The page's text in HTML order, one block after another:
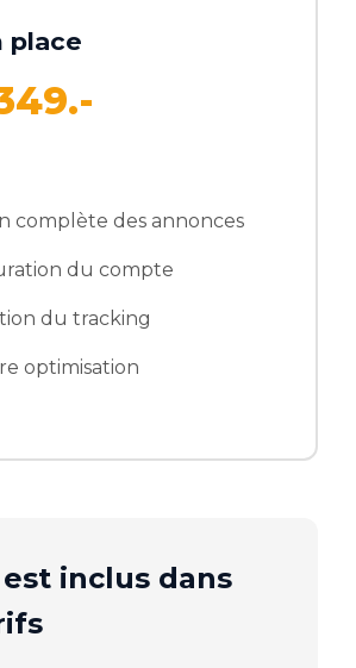
place
complète des annonces
du compte
du tracking
optimisation
inclus dans